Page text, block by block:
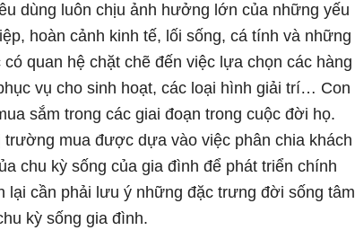
dùng luôn chịu ảnh hưởng lớn của những yếu
hoàn cảnh kinh tế, lối sống, cá tính và những
quan hệ chặt chẽ đến việc lựa chọn các hàng
vụ cho sinh hoạt, các loại hình giải trí… Con
sắm trong các giai đoạn trong cuộc đời họ.
mua được dựa vào việc phân chia khách
chu kỳ sống của gia đình để phát triển chính
lại cần phải lưu ý những đặc trưng đời sống tâm
kỳ sống gia đình.